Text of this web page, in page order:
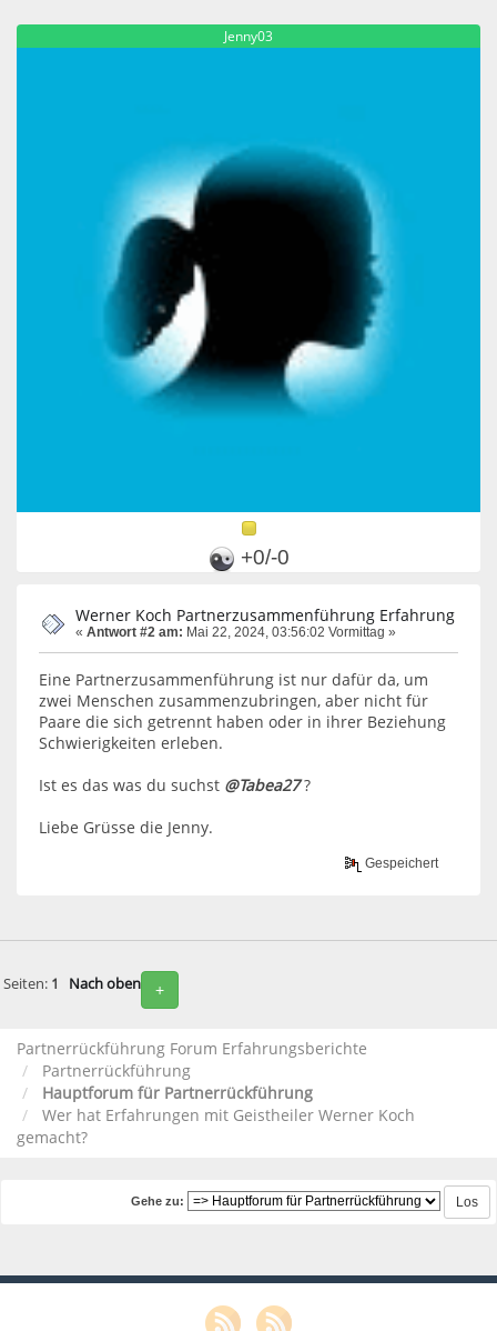
Jenny03
+0/-0
Werner Koch Partnerzusammenführung Erfahrung
« Antwort #2 am: Mai 22, 2024, 03:56:02 Vormittag »
Eine Partnerzusammenführung ist nur dafür da, um
zwei Menschen zusammenzubringen, aber nicht für
Paare die sich getrennt haben oder in ihrer Beziehung
Schwierigkeiten erleben.
Ist es das was du suchst @Tabea27?
Liebe Grüsse die Jenny.
Gespeichert
+
Seiten: 1 Nach oben
Partnerrückführung Forum Erfahrungsberichte
Partnerrückführung
Hauptforum für Partnerrückführung
Wer hat Erfahrungen mit Geistheiler Werner Koch
gemacht?
Gehe zu: